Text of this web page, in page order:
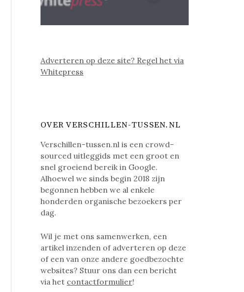
Adverteren op deze site? Regel het via
Whitepress
OVER VERSCHILLEN-TUSSEN.NL
Verschillen-tussen.nl is een crowd-
sourced uitleggids met een groot en
snel groeiend bereik in Google.
Alhoewel we sinds begin 2018 zijn
begonnen hebben we al enkele
honderden organische bezoekers per
dag.
Wil je met ons samenwerken, een
artikel inzenden of adverteren op deze
of een van onze andere goedbezochte
websites? Stuur ons dan een bericht
via het contactformulier!